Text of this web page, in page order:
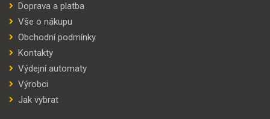
Doprava a platba
Vše o nákupu
Obchodní podmínky
Kontakty
Výdejní automaty
Výrobci
Jak vybrat